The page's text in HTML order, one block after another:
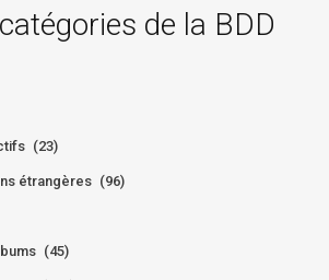
de la BDD
(23)
étrangères (96)
(45)